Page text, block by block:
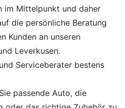
im Mittelpunkt und daher
die persönliche Beratung
Kunden an unseren
Leverkusen.
Serviceberater bestens
passende Auto, die